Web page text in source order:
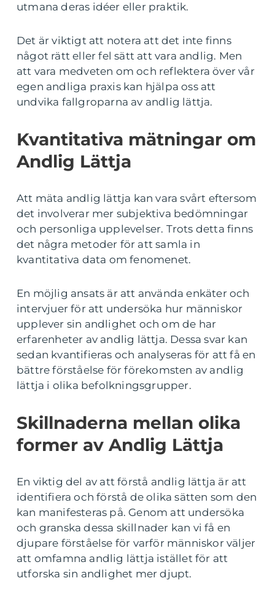
utmana deras idéer eller praktik.
Det är viktigt att notera att det inte finns
något rätt eller fel sätt att vara andlig. Men
att vara medveten om och reflektera över vår
egen andliga praxis kan hjälpa oss att
undvika fallgroparna av andlig lättja.
Kvantitativa mätningar om
Andlig Lättja
Att mäta andlig lättja kan vara svårt eftersom
det involverar mer subjektiva bedömningar
och personliga upplevelser. Trots detta finns
det några metoder för att samla in
kvantitativa data om fenomenet.
En möjlig ansats är att använda enkäter och
intervjuer för att undersöka hur människor
upplever sin andlighet och om de har
erfarenheter av andlig lättja. Dessa svar kan
sedan kvantifieras och analyseras för att få en
bättre förståelse för förekomsten av andlig
lättja i olika befolkningsgrupper.
Skillnaderna mellan olika
former av Andlig Lättja
En viktig del av att förstå andlig lättja är att
identifiera och förstå de olika sätten som den
kan manifesteras på. Genom att undersöka
och granska dessa skillnader kan vi få en
djupare förståelse för varför människor väljer
att omfamna andlig lättja istället för att
utforska sin andlighet mer djupt.